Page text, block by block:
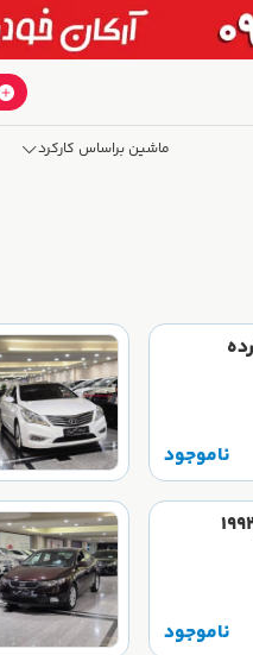
ماشین براساس کارکرد
ناموجود
ناموجود